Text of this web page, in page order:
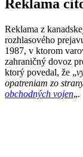
Reklama
Reklama z
rozhlasového
1987, v ktorom
zahraničný dovoz
ktorý povedal, že „
opatreniam zo
obchodných vojen„.